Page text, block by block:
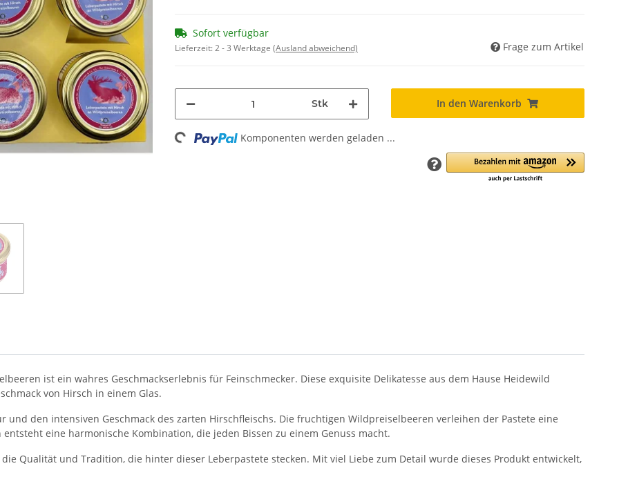
Sofort verfügbar
Lieferzeit:2 - 3 Werktage (Ausland abweichend) Frage zum Artikel
Stk In den Warenkorb
Loading... Komponenten werden geladen ...
ist ein wahres Geschmackserlebnis für Feinschmecker. Diese exquisite Delikatesse aus dem Hause Heidewild
von Hirsch in einem Glas.
den intensiven Geschmack des zarten Hirschfleischs. Die fruchtigen Wildpreiselbeeren verleihen der Pastete eine
eine harmonische Kombination, die jeden Bissen zu einem Genuss macht.
Qualität und Tradition, die hinter dieser Leberpastete stecken. Mit viel Liebe zum Detail wurde dieses Produkt entwickelt,